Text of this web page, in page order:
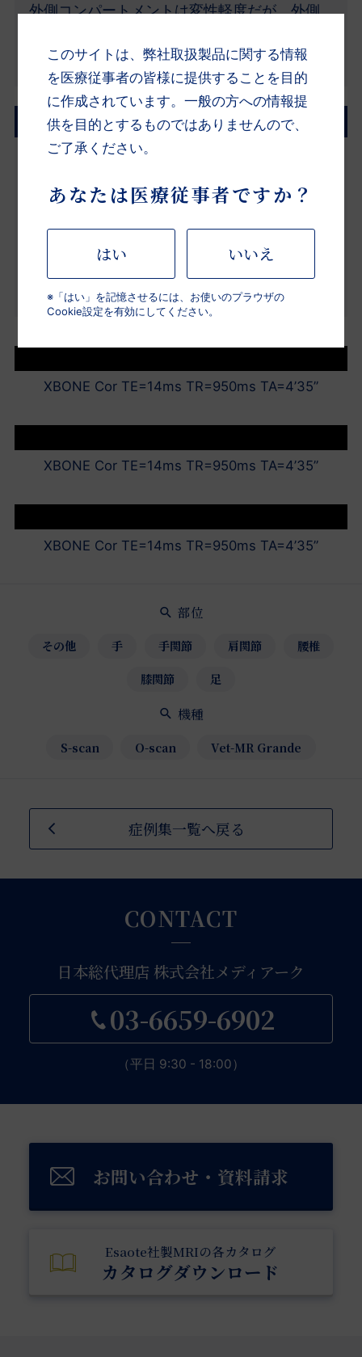
外側コンパートメントは変性軽度だが、外側
膝蓋大腿関節にはII度以上の変性あり。
治療経過
結果、内側コンパートメントのみの変性では
2021年3月4日 手術（人工膝関節置換術）を
施行。以後経過良好である。
XBONE Cor TE=14ms TR=950ms TA=4’35”
XBONE Cor TE=14ms TR=950ms TA=4’35”
XBONE Cor TE=14ms TR=950ms TA=4’35”
部位
その他 手 手関節 肩関節 腰椎
膝関節 足
機種
S-scan O-scan Vet-MR Grande
症例集一覧へ戻る
CONTACT
日本総代理店 株式会社メディアーク
03-6659-6902
（平日 9:30 - 18:00）
お問い合わせ・資料請求
Esaote社製MRIの各カタログ
カタログダウンロード
このサイトは、弊社取扱製品に関する情報
を医療従事者の皆様に提供することを目的
に作成されています。一般の方への情報提
供を目的とするものではありませんので、
ご了承ください。
あなたは医療従事者ですか？
はい いいえ
※「はい」を記憶させるには、お使いのプラウザの
Cookie設定を有効にしてください。